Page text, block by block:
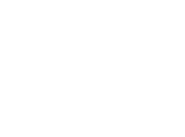
garantiza una llama
un rendimiento